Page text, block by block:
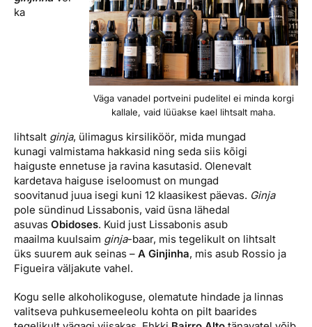
Väga vanadel portveini pudelitel ei minda korgi
kallale, vaid lüüakse kael lihtsalt maha.
ka
lihtsalt ginja, ülimagus kirsiliköör, mida mungad
kunagi valmistama hakkasid ning seda siis kõigi
haiguste ennetuse ja ravina kasutasid. Olenevalt
kardetava haiguse iseloomust on mungad
soovitanud juua isegi kuni 12 klaasikest päevas. Ginja
pole sündinud Lissabonis, vaid üsna lähedal
asuvas Obidoses. Kuid just Lissabonis asub
maailma kuulsaim ginja-baar, mis tegelikult on lihtsalt
üks suurem auk seinas – A Ginjinha, mis asub Rossio ja
Figueira väljakute vahel.
Kogu selle alkoholikoguse, olematute hindade ja linnas
valitseva puhkusemeeleolu kohta on pilt baarides